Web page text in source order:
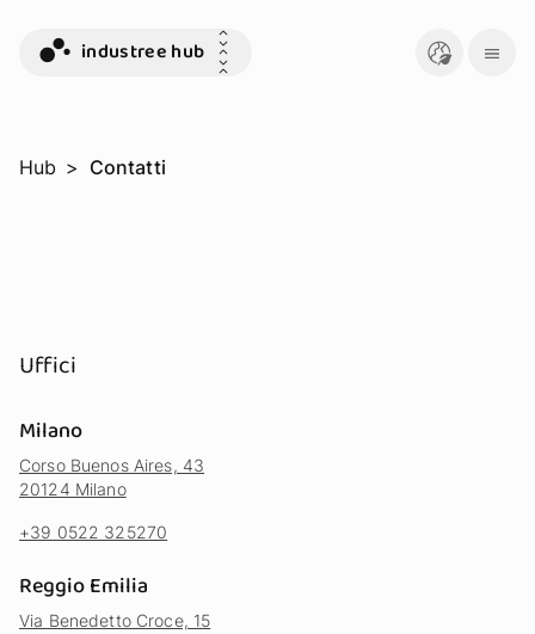
industree hub
Hub > Contatti
Uffici
Milano
Corso Buenos Aires, 43
20124 Milano
+39 0522 325270
Reggio Emilia
Via Benedetto Croce, 15